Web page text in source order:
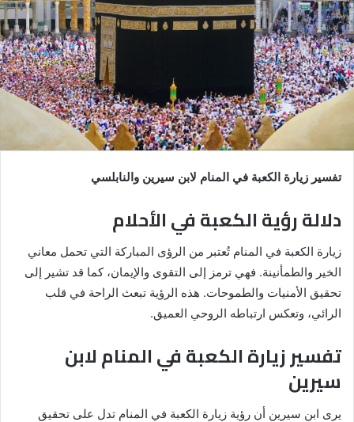
تفسير زيارة الكعبة في المنام لابن سيرين والنابلسي
دلالة رؤية الكعبة في الأحلام
زيارة الكعبة في المنام تُعتبر من الرؤى المباركة التي تحمل معاني
الخير والطمأنينة. فهي ترمز إلى التقوى والإيمان، كما قد تشير إلى
تحقيق الأمنيات والطموحات. هذه الرؤية تبعث الراحة في قلب
الرائي، وتعكس ارتباطه الروحي العميق.
تفسير زيارة الكعبة في المنام لابن
سيرين
يرى ابن سيرين أن رؤية زيارة الكعبة في المنام تدل على تحقيق